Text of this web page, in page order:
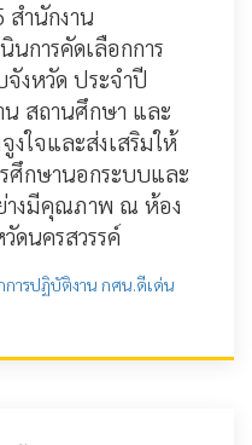
ำนักงาน
นการคัดเลือกการ
งหวัด ประจำปี
น สถานศึกษา และ
งใจและส่งเสริมให้
ศึกษานอกระบบและ
างมีคุณภาพ ณ ห้อง
ดนครสวรรค์
การปฏิบัติงาน กศน.ดีเด่น